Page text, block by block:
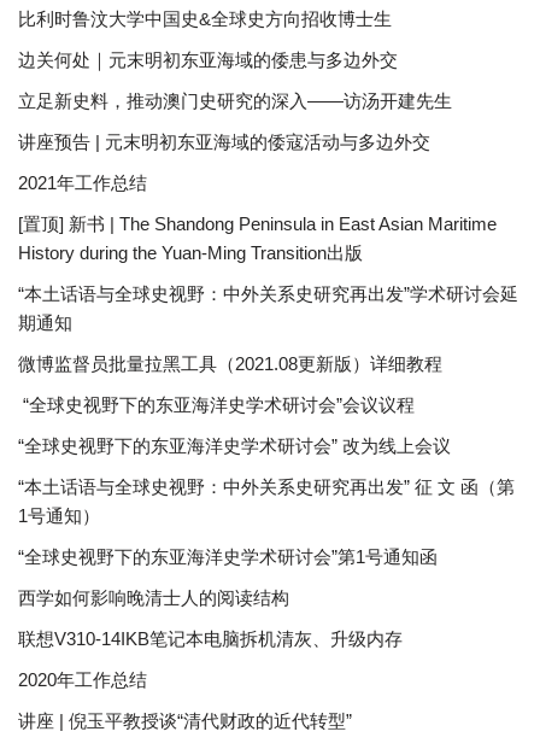
比利时鲁汶大学中国史&全球史方向招收博士生
边关何处｜元末明初东亚海域的倭患与多边外交
立足新史料，推动澳门史研究的深入——访汤开建先生
讲座预告 | 元末明初东亚海域的倭寇活动与多边外交
2021年工作总结
[置顶] 新书 | The Shandong Peninsula in East Asian Maritime
History during the Yuan-Ming Transition出版
“本土话语与全球史视野：中外关系史研究再出发”学术研讨会延
期通知
微博监督员批量拉黑工具（2021.08更新版）详细教程
“全球史视野下的东亚海洋史学术研讨会”会议议程
“全球史视野下的东亚海洋史学术研讨会” 改为线上会议
“本土话语与全球史视野：中外关系史研究再出发” 征 文 函（第
1号通知）
“全球史视野下的东亚海洋史学术研讨会”第1号通知函
西学如何影响晚清士人的阅读结构
联想V310-14IKB笔记本电脑拆机清灰、升级内存
2020年工作总结
讲座 | 倪玉平教授谈“清代财政的近代转型”